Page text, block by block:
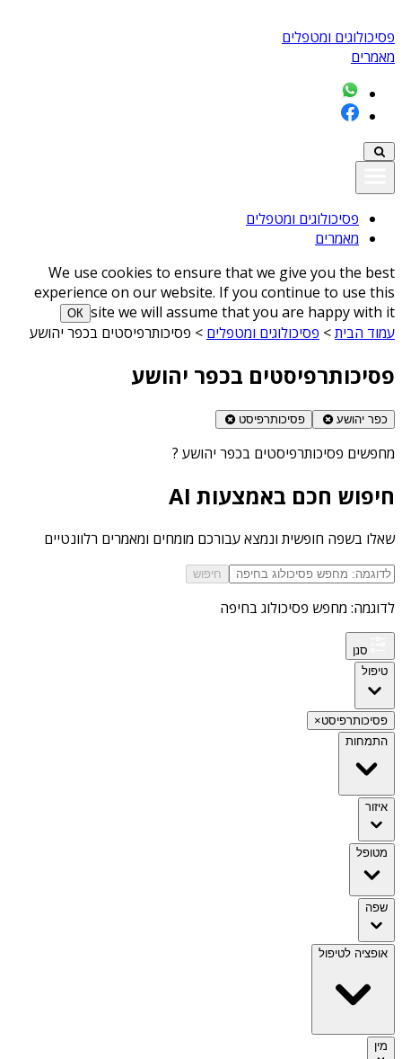
פסיכולוגים ומטפלים
מאמרים
פסיכולוגים ומטפלים
מאמרים
We use cookies to ensure that we give you the best
experience on our website. If you continue to use this
site we will assume that you are happy with it
ОК
עמוד הבית> פסיכולוגים ומטפלים > פסיכותרפיסטים בכפר יהושע
פסיכותרפיסטים בכפר יהושע
כפר יהושע פסיכותרפיסט
מחפשים פסיכותרפיסטים בכפר יהושע ?
חיפוש חכם באמצעות AI
שאלו בשפה חופשית ונמצא עבורכם מומחים ומאמרים רלוונטיים
חיפוש
לדוגמה: מחפש פסיכולוג בחיפה
סנן
טיפול
פסיכותרפיסט×
התמחות
איזור
מטופל
שפה
אופציה לטיפול
מין